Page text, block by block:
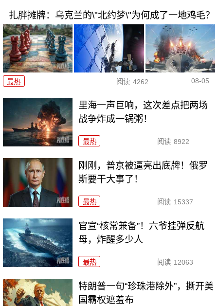
扎胖摊牌：乌克兰的\"北约梦\"为何成了一地鸡毛？
最热 阅读 4262 08-05
里海一声巨响，这次差点把两场
战争炸成一锅粥！
最热 阅读 8922
刚刚，普京被逼亮出底牌！俄罗
斯要干大事了！
最热 阅读 15337
官宣“核常兼备”！六爷挂弹反航
母，炸醒多少人
最热 阅读 12063
特朗普一句“珍珠港除外”，撕开美
国霸权遮羞布